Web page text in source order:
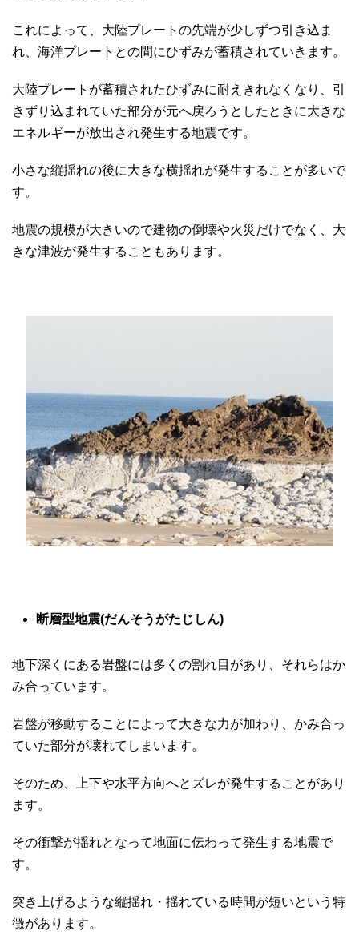
これによって、大陸プレートの先端が少しずつ引き込ま
れ、海洋プレートとの間にひずみが蓄積されていきます。
大陸プレートが蓄積されたひずみに耐えきれなくなり、引
きずり込まれていた部分が元へ戻ろうとしたときに大きな
エネルギーが放出され発生する地震です。
小さな縦揺れの後に大きな横揺れが発生することが多いで
す。
地震の規模が大きいので建物の倒壊や火災だけでなく、大
きな津波が発生することもあります。
断層型地震(だんそうがたじしん)
地下深くにある岩盤には多くの割れ目があり、それらはか
み合っています。
岩盤が移動することによって大きな力が加わり、かみ合っ
ていた部分が壊れてしまいます。
そのため、上下や水平方向へとズレが発生することがあり
ます。
その衝撃が揺れとなって地面に伝わって発生する地震で
す。
突き上げるような縦揺れ・揺れている時間が短いという特
徴があります。